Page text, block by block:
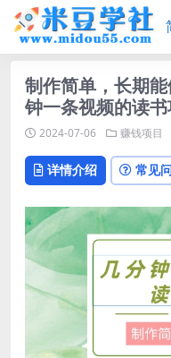
制作简单，长期
钟一条视频的读书
2024-07-06 赚钱项目
详情介绍 常见